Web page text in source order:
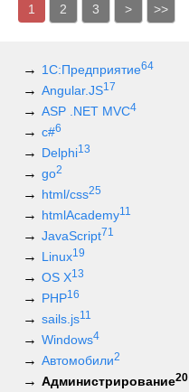
1 2 3 > >>
1С:Предприятие64
Angular.JS17
ASP .NET MVC4
c#6
Delphi13
go2
html/css25
htmlAcademy11
JavaScript71
Linux19
OS X13
PHP16
sails.js11
Windows4
Автомобили2
Администрирование20